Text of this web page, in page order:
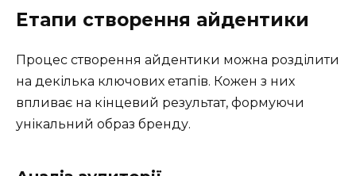
Етапи створення айдентики
Процес створення айдентики можна розділити
на декілька ключових етапів. Кожен з них
впливає на кінцевий результат, формуючи
унікальний образ бренду.